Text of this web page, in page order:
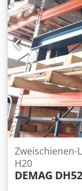
der
mit: -
zweirilliger
Unterflasche
Zweischienen-
H20
DEMAG